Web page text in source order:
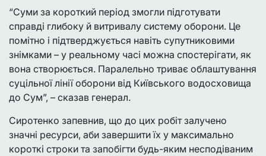
“Суми за короткий період змогли підготувати
справді глибоку й витривалу систему оборони. Це
помітно і підтверджується навіть супутниковими
знімками – у реальному часі можна спостерігати, як
вона створюється. Паралельно триває облаштування
суцільної лінії оборони від Київського водосховища
до Сум”, – сказав генерал.
Сиротенко запевнив, що до цих робіт залучено
значні ресурси, аби завершити їх у максимально
короткі строки та запобігти будь-яким несподіваним